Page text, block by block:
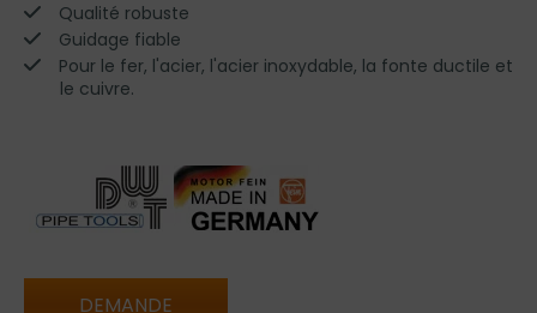
Qualité robuste
Guidage fiable
Pour le fer, l'acier, l'acier inoxydable, la fonte ductile et
le cuivre.
DEMANDE